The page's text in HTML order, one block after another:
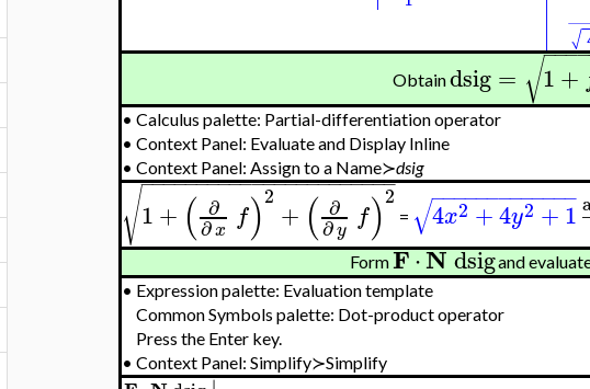
Obtaindsig= 1+
−−−−
√
• Calculus palette: Partial-differentiation operator
• Context Panel: Evaluate and Display Inline
• Context Panel: Assign to a Name≻dsig
1+ ( ∂
∂x f)2 + ( ∂
∂y f)2
− −
−−−−−−−−−−−−−−−−−−−−−
√ = 4x2 +4y2 +1
− −
−−−−−−−−−−−
√
FormF⋅Ndsigand
• Expression palette: Evaluation template
Common Symbols palette: Dot-product operator
Press the Enter key.
• Context Panel: Simplify≻Simplify